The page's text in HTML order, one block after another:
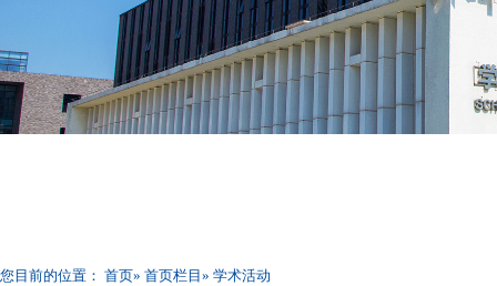
您目前的位置： 首页» 首页栏目 » 学术活动